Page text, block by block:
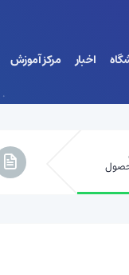
اخبار مرکز آموزش